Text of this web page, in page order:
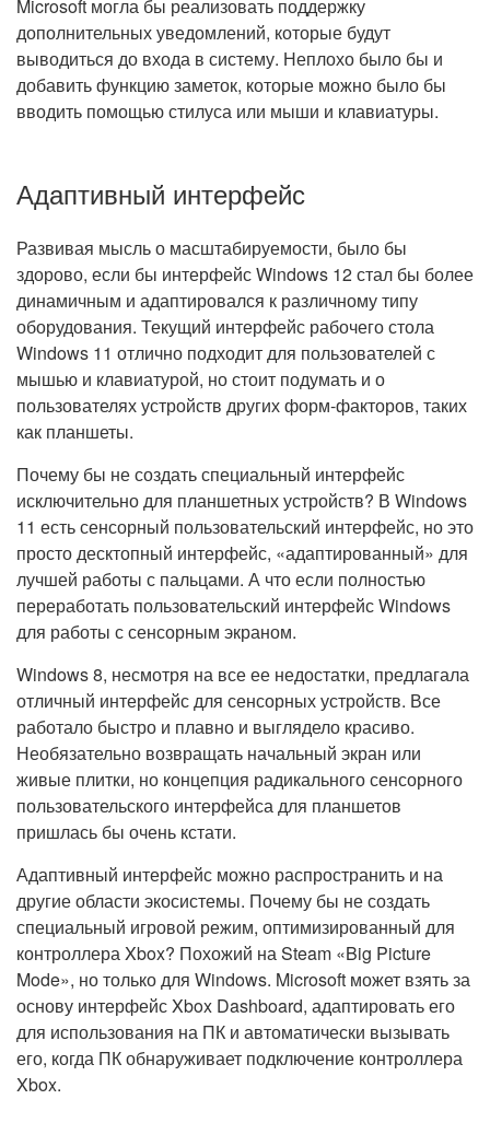
Microsoft могла бы реализовать поддержку
дополнительных уведомлений, которые будут
выводиться до входа в систему. Неплохо было бы и
добавить функцию заметок, которые можно было бы
вводить помощью стилуса или мыши и клавиатуры.
Адаптивный интерфейс
Развивая мысль о масштабируемости, было бы
здорово, если бы интерфейс Windows 12 стал бы более
динамичным и адаптировался к различному типу
оборудования. Текущий интерфейс рабочего стола
Windows 11 отлично подходит для пользователей с
мышью и клавиатурой, но стоит подумать и о
пользователях устройств других форм-факторов, таких
как планшеты.
Почему бы не создать специальный интерфейс
исключительно для планшетных устройств? В Windows
11 есть сенсорный пользовательский интерфейс, но это
просто десктопный интерфейс, «адаптированный» для
лучшей работы с пальцами. А что если полностью
переработать пользовательский интерфейс Windows
для работы с сенсорным экраном.
Windows 8, несмотря на все ее недостатки, предлагала
отличный интерфейс для сенсорных устройств. Все
работало быстро и плавно и выглядело красиво.
Необязательно возвращать начальный экран или
живые плитки, но концепция радикального сенсорного
пользовательского интерфейса для планшетов
пришлась бы очень кстати.
Адаптивный интерфейс можно распространить и на
другие области экосистемы. Почему бы не создать
специальный игровой режим, оптимизированный для
контроллера Xbox? Похожий на Steam «Big Picture
Mode», но только для Windows. Microsoft может взять за
основу интерфейс Xbox Dashboard, адаптировать его
для использования на ПК и автоматически вызывать
его, когда ПК обнаруживает подключение контроллера
Xbox.